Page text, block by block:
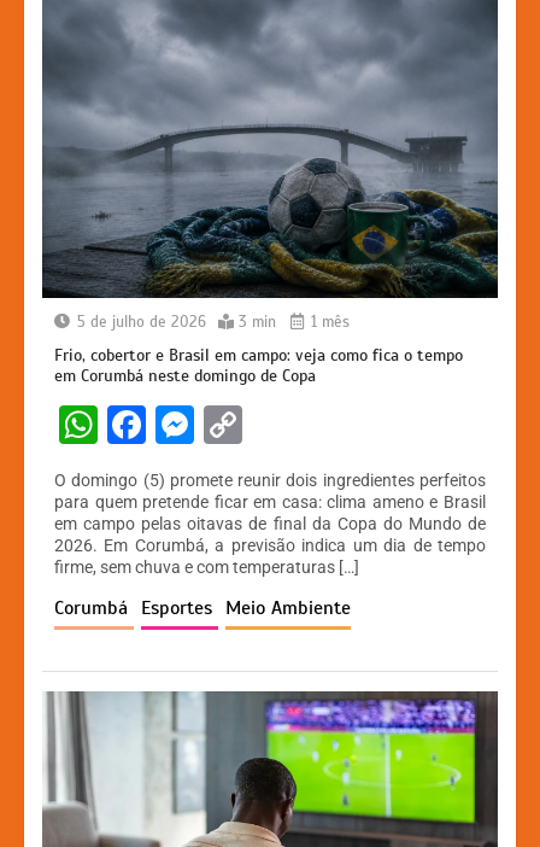
5 de julho de 2026 3 min 1 mês
Frio, cobertor e Brasil em campo: veja como fica o tempo
em Corumbá neste domingo de Copa
W
h
at
s
A
p
F
a
c
e
b
o
k
M
s
s
e
n
er
p
y
Li
n
O domingo (5) promete reunir dois ingredientes perfeitos
para quem pretende ficar em casa: clima ameno e Brasil
em campo pelas oitavas de final da Copa do Mundo de
2026. Em Corumbá, a previsão indica um dia de tempo
firme, sem chuva e com temperaturas […]
Corumbá Esportes Meio Ambiente